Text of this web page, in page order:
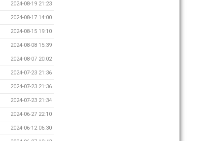
2024-08-19 21:23
2024-08-17 14:00
2024-08-15 19:10
2024-08-08 15:39
2024-08-07 20:02
2024-07-23 21:36
2024-07-23 21:36
2024-07-23 21:34
2024-06-27 22:10
2024-06-12 06:30